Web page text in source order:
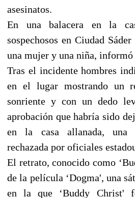
asesinatos.
En una balacera en la
sospechosos en Ciudad
una mujer y una niña,
Tras el incidente hombres
en el lugar mostrando un
sonriente y con un dedo
aprobación que habría sido
en la casa allanada, una
rechazada por oficiales
El retrato, conocido como
de la película ‘Dogma', una
en la que ‘Buddy Christ'